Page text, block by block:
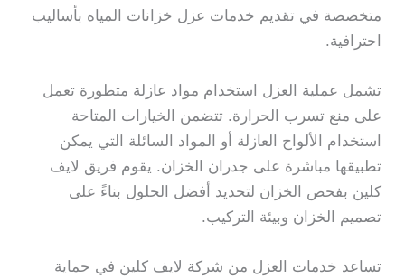
متخصصة في تقديم خدمات عزل خزانات المياه بأساليب
احترافية.
تشمل عملية العزل استخدام مواد عازلة متطورة تعمل
على منع تسرب الحرارة. تتضمن الخيارات المتاحة
استخدام الألواح العازلة أو المواد السائلة التي يمكن
تطبيقها مباشرة على جدران الخزان. يقوم فريق لايف
كلين بفحص الخزان لتحديد أفضل الحلول بناءً على
تصميم الخزان وبيئة التركيب.
تساعد خدمات العزل من شركة لايف كلين في حماية